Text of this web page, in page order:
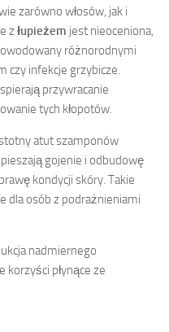
zarówno włosów, jak i
złupieżem jest nieoceniona,
różnorodnymi
czy infekcje grzybicze.
przywracanie
tych kłopotów.
atut szamponów
gojenie i odbudowę
kondycji skóry. Takie
dla osób z podrażnieniami
nadmiernego
korzyści płynące ze